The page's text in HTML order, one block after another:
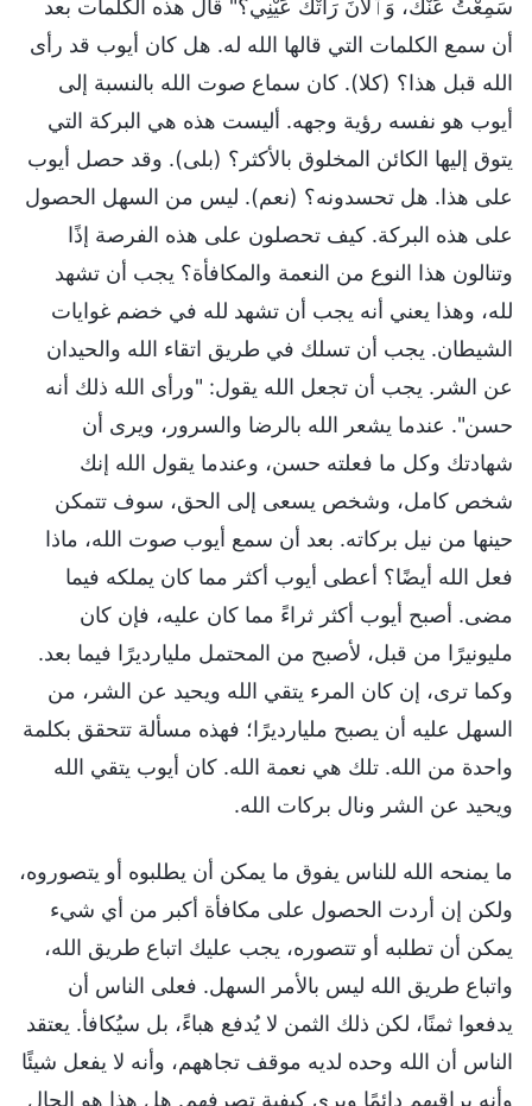
سَمِعْتُ عَنْكَ، وَٱلْآنَ رَأَتْكَ عَيْنِي؟" قال هذه الكلمات بعد
أن سمع الكلمات التي قالها الله له. هل كان أيوب قد رأى
الله قبل هذا؟ (كلا). كان سماع صوت الله بالنسبة إلى
أيوب هو نفسه رؤية وجهه. أليست هذه هي البركة التي
يتوق إليها الكائن المخلوق بالأكثر؟ (بلى). وقد حصل أيوب
على هذا. هل تحسدونه؟ (نعم). ليس من السهل الحصول
على هذه البركة. كيف تحصلون على هذه الفرصة إذًا
وتنالون هذا النوع من النعمة والمكافأة؟ يجب أن تشهد
لله، وهذا يعني أنه يجب أن تشهد لله في خضم غوايات
الشيطان. يجب أن تسلك في طريق اتقاء الله والحيدان
عن الشر. يجب أن تجعل الله يقول: "ورأى الله ذلك أنه
حسن". عندما يشعر الله بالرضا والسرور، ويرى أن
شهادتك وكل ما فعلته حسن، وعندما يقول الله إنك
شخص كامل، وشخص يسعى إلى الحق، سوف تتمكن
حينها من نيل بركاته. بعد أن سمع أيوب صوت الله، ماذا
فعل الله أيضًا؟ أعطى أيوب أكثر مما كان يملكه فيما
مضى. أصبح أيوب أكثر ثراءً مما كان عليه، فإن كان
مليونيرًا من قبل، لأصبح من المحتمل مليارديرًا فيما بعد.
وكما ترى، إن كان المرء يتقي الله ويحيد عن الشر، من
السهل عليه أن يصبح مليارديرًا؛ فهذه مسألة تتحقق بكلمة
واحدة من الله. تلك هي نعمة الله. كان أيوب يتقي الله
ويحيد عن الشر ونال بركات الله.
ما يمنحه الله للناس يفوق ما يمكن أن يطلبوه أو يتصوروه،
ولكن إن أردت الحصول على مكافأة أكبر من أي شيء
يمكن أن تطلبه أو تتصوره، يجب عليك اتباع طريق الله،
واتباع طريق الله ليس بالأمر السهل. فعلى الناس أن
يدفعوا ثمنًا، لكن ذلك الثمن لا يُدفع هباءً، بل سيُكافأ. يعتقد
الناس أن الله وحده لديه موقف تجاههم، وأنه لا يفعل شيئًا
وأنه يراقبهم دائمًا ويرى كيفية تصرفهم. هل هذا هو الحال